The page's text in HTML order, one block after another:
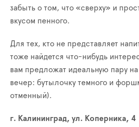
забыть о том, что «сверху» и
вкусом пенного.
Для тех, кто не представляет
тоже найдется что-нибудь
вам предложат идеальную пару
вечер: бутылочку темного и
отменный).
г. Калининград, ул. Коперника, 4